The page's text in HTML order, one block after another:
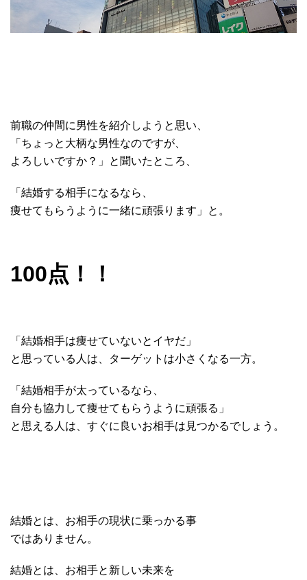
前職の仲間に男性を紹介しようと思い、
「ちょっと大柄な男性なのですが、
よろしいですか？」と聞いたところ、
「結婚する相手になるなら、
痩せてもらうように一緒に頑張ります」と。
100点！！
「結婚相手は痩せていないとイヤだ」
と思っている人は、ターゲットは小さくなる一方。
「結婚相手が太っているなら、
自分も協力して痩せてもらうように頑張る」
と思える人は、すぐに良いお相手は見つかるでしょう。
結婚とは、お相手の現状に乗っかる事
ではありません。
結婚とは、お相手と新しい未来を